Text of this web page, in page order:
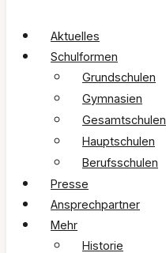
Aktuelles
Schulformen
Grundschulen
Gymnasien
Gesamtschulen
Hauptschulen
Berufsschulen
Presse
Ansprechpartner
Mehr
Historie